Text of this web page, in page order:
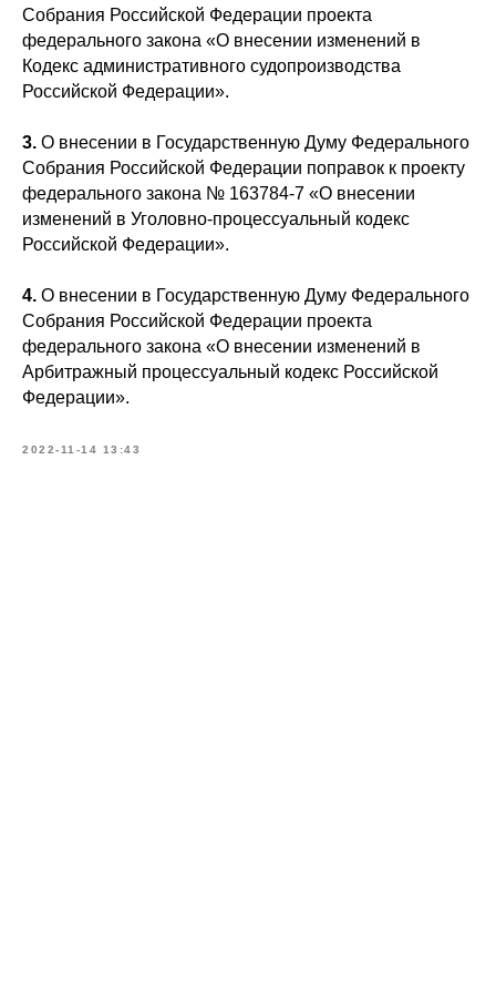
Собрания Российской Федерации проекта
федерального закона «О внесении изменений в
Кодекс административного судопроизводства
Российской Федерации».
3. О внесении в Государственную Думу Федерального
Собрания Российской Федерации поправок к проекту
федерального закона № 163784-7 «О внесении
изменений в Уголовно-процессуальный кодекс
Российской Федерации».
4. О внесении в Государственную Думу Федерального
Собрания Российской Федерации проекта
федерального закона «О внесении изменений в
Арбитражный процессуальный кодекс Российской
Федерации».
2022-11-14 13:43